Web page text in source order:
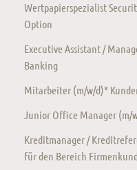
Wertpapierspezialist
Option
Executive Assistant /
Banking
Mitarbeiter (m/w/d)*
Junior Office Manager (m/
Kreditmanager /
für den Bereich